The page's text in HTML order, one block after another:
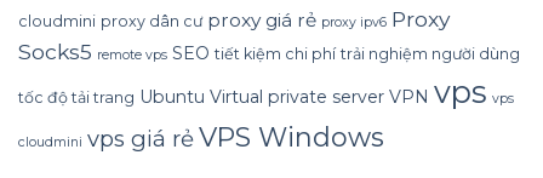
cloudmini proxy dân cư proxy giá rẻ proxy ipv6 Proxy
Socks5 remote vps SEO tiết kiệm chi phí trải nghiệm người dùng
tốc độ tải trang Ubuntu Virtual private server VPN vps vps
cloudmini vps giá rẻVPS Windows